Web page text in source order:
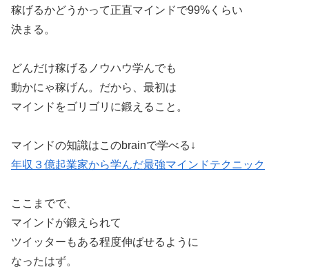
稼げるかどうかって正直マインドで99%くらい
決まる。
どんだけ稼げるノウハウ学んでも
動かにゃ稼げん。だから、最初は
マインドをゴリゴリに鍛えること。
マインドの知識はこのbrainで学べる↓
年収３億起業家から学んだ最強マインドテクニック
ここまでで、
マインドが鍛えられて
ツイッターもある程度伸ばせるように
なったはず。